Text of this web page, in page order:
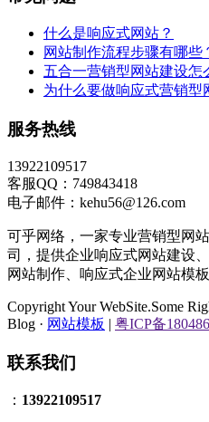
什么是响应式网站？
网站制作流程步骤有哪些
五合一营销型网站建设怎
为什么要做响应式营销型
服务热线
13922109517
客服QQ：749843418
电子邮件：kehu56@126.com
可乎网络，一家专业营销型网
司，提供企业响应式网站建设
网站制作、响应式企业网站模
Copyright Your WebSite.Some
Blog · 网站模板 | 粤ICP备
联系我们
： 13922109517